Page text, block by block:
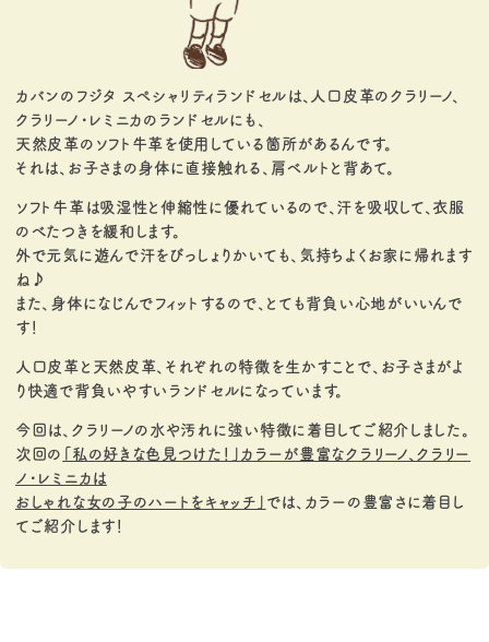
カバンのフジタ スペシャリティランドセルは、人口皮革のクラリーノ、
クラリーノ・レミニカのランドセルにも、
天然皮革のソフト牛革を使用している箇所があるんです。
それは、お子さまの身体に直接触れる、肩ベルトと背あて。
ソフト牛革は吸湿性と伸縮性に優れているので、汗を吸収して、衣服
のべたつきを緩和します。
外で元気に遊んで汗をびっしょりかいても、気持ちよくお家に帰れます
ね♪
また、身体になじんでフィットするので、とても背負い心地がいいんで
す！
人口皮革と天然皮革、それぞれの特徴を生かすことで、お子さまがよ
り快適で背負いやすいランドセルになっています。
今回は、クラリーノの水や汚れに強い特徴に着目してご紹介しました。
次回の
「私の好きな色見つけた！」カラーが豊富なクラリーノ、クラリー
ノ・レミニカは
おしゃれな女の子のハートをキャッチ」 では、カラーの豊富さに着目し
てご紹介します！